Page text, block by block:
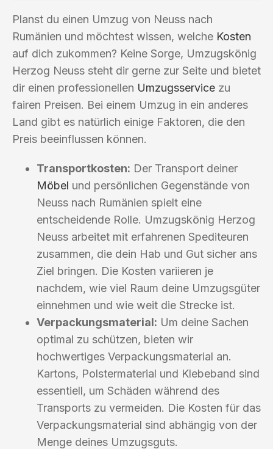
Planst du einen Umzug von Neuss nach
Rumänien und möchtest wissen, welche Kosten
auf dich zukommen? Keine Sorge, Umzugskönig
Herzog Neuss steht dir gerne zur Seite und bietet
dir einen professionellen Umzugsservice zu
fairen Preisen. Bei einem Umzug in ein anderes
Land gibt es natürlich einige Faktoren, die den
Preis beeinflussen können.
Transportkosten: Der Transport deiner
Möbel und persönlichen Gegenstände von
Neuss nach Rumänien spielt eine
entscheidende Rolle. Umzugskönig Herzog
Neuss arbeitet mit erfahrenen Spediteuren
zusammen, die dein Hab und Gut sicher ans
Ziel bringen. Die Kosten variieren je
nachdem, wie viel Raum deine Umzugsgüter
einnehmen und wie weit die Strecke ist.
Verpackungsmaterial: Um deine Sachen
optimal zu schützen, bieten wir
hochwertiges Verpackungsmaterial an.
Kartons, Polstermaterial und Klebeband sind
essentiell, um Schäden während des
Transports zu vermeiden. Die Kosten für das
Verpackungsmaterial sind abhängig von der
Menge deines Umzugsguts.